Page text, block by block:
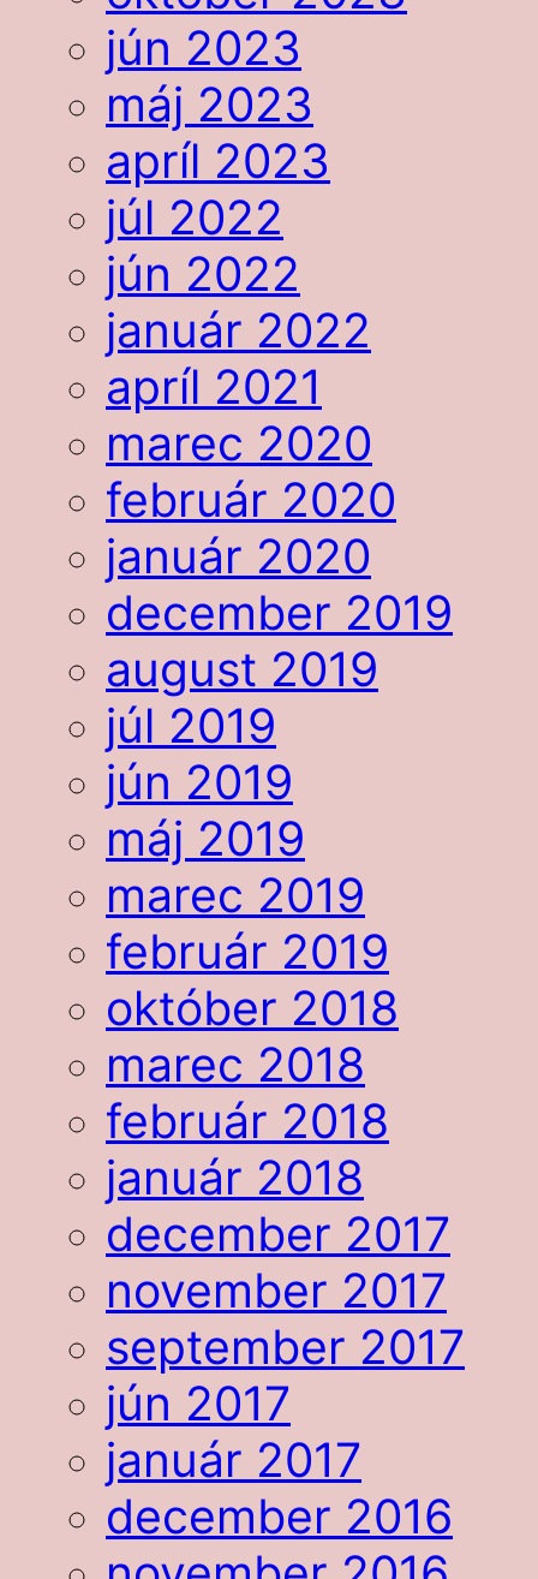
jún 2023
máj 2023
apríl 2023
júl 2022
jún 2022
január 2022
apríl 2021
marec 2020
február 2020
január 2020
december 2019
august 2019
júl 2019
jún 2019
máj 2019
marec 2019
február 2019
október 2018
marec 2018
február 2018
január 2018
december 2017
november 2017
september 2017
jún 2017
január 2017
december 2016